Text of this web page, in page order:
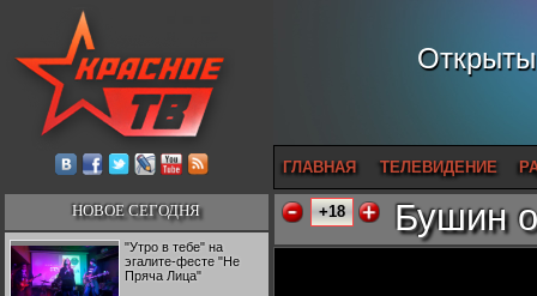
ГЛАВНАЯ ТЕЛЕВИДЕНИЕ
НОВОЕ СЕГОДНЯ
"Утро в тебе" на
эгалите-фесте "Не
Пряча Лица"
+18 Бушин